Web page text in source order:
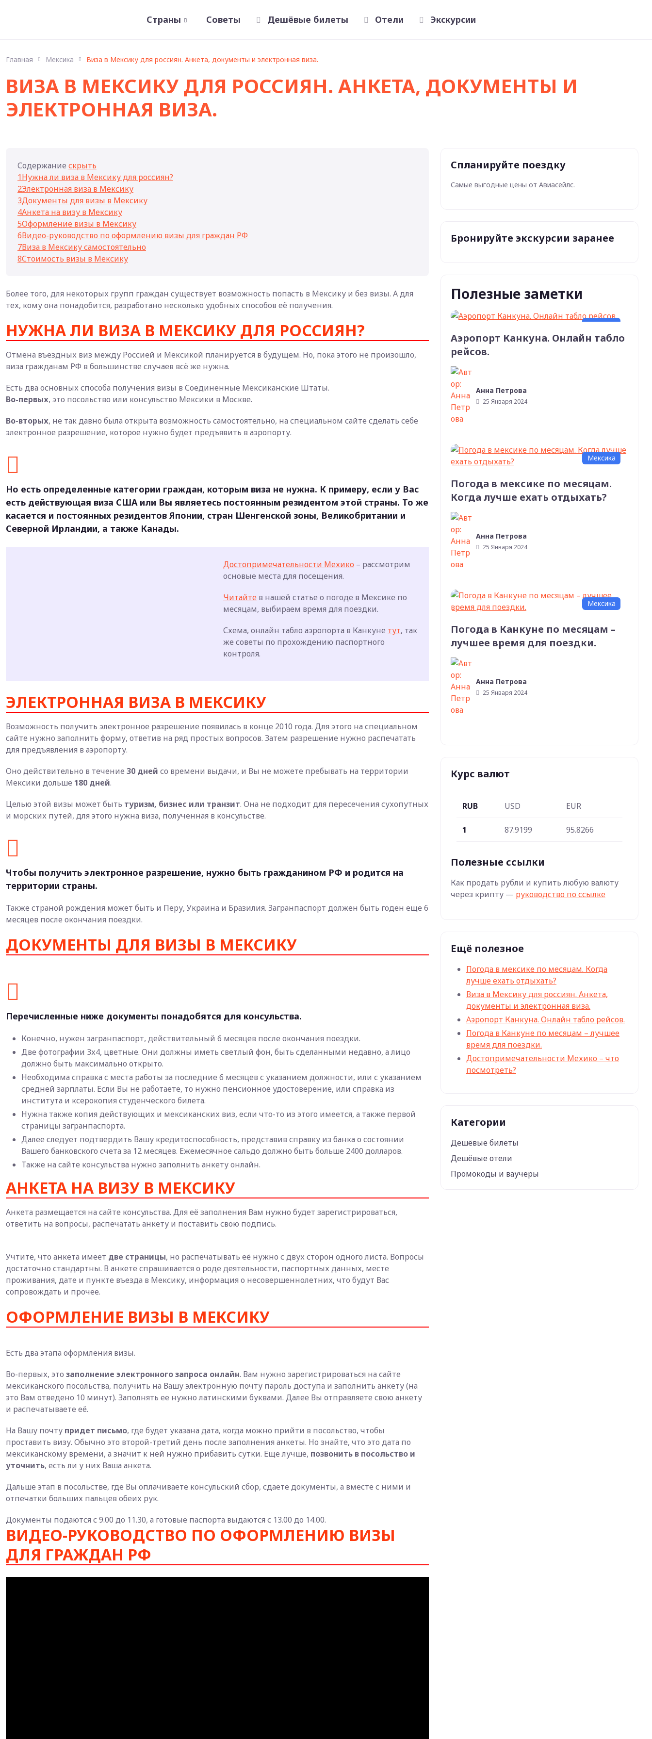
Страны Советы Дешёвые билеты Отели Экскурсии
Главная Мексика Виза в Мексику для россиян. Анкета, документы и электронная виза.
ВИЗА В МЕКСИКУ ДЛЯ РОССИЯН. АНКЕТА, ДОКУМЕНТЫ И
ЭЛЕКТРОННАЯ ВИЗА.
Содержание скрыть
1Нужна ли виза в Мексику для россиян?
2Электронная виза в Мексику
3Документы для визы в Мексику
4Анкета на визу в Мексику
5Оформление визы в Мексику
6Видео-руководство по оформлению визы для граждан РФ
7Виза в Мексику самостоятельно
8Стоимость визы в Мексику
Более того, для некоторых групп граждан существует возможность попасть в Мексику и без визы. А для
тех, кому она понадобится, разработано несколько удобных способов её получения.
НУЖНА ЛИ ВИЗА В МЕКСИКУ ДЛЯ РОССИЯН?
Отмена въездных виз между Россией и Мексикой планируется в будущем. Но, пока этого не произошло,
виза гражданам РФ в большинстве случаев всё же нужна.
Есть два основных способа получения визы в Соединенные Мексиканские Штаты.
Во-первых, это посольство или консульство Мексики в Москве.
Во-вторых, не так давно была открыта возможность самостоятельно, на специальном сайте сделать себе
электронное разрешение, которое нужно будет предъявить в аэропорту.
Но есть определенные категории граждан, которым виза не нужна. К примеру, если у Вас
есть действующая виза США или Вы являетесь постоянным резидентом этой страны. То же
касается и постоянных резидентов Японии, стран Шенгенской зоны, Великобритании и
Северной Ирландии, а также Канады.
Достопримечательности Мехико – рассмотрим
основые места для посещения.
Читайте в нашей статье о погоде в Мексике по
месяцам, выбираем время для поездки.
Схема, онлайн табло аэропорта в Канкуне тут, так
же советы по прохождению паспортного
контроля.
ЭЛЕКТРОННАЯ ВИЗА В МЕКСИКУ
Возможность получить электронное разрешение появилась в конце 2010 года. Для этого на специальном
сайте нужно заполнить форму, ответив на ряд простых вопросов. Затем разрешение нужно распечатать
для предъявления в аэропорту.
Оно действительно в течение 30 дней со времени выдачи, и Вы не можете пребывать на территории
Мексики дольше 180 дней.
Целью этой визы может быть туризм, бизнес или транзит. Она не подходит для пересечения сухопутных
и морских путей, для этого нужна виза, полученная в консульстве.
Чтобы получить электронное разрешение, нужно быть гражданином РФ и родится на
территории страны.
Также страной рождения может быть и Перу, Украина и Бразилия. Загранпаспорт должен быть годен еще 6
месяцев после окончания поездки.
ДОКУМЕНТЫ ДЛЯ ВИЗЫ В МЕКСИКУ
Перечисленные ниже документы понадобятся для консульства.
Конечно, нужен загранпаспорт, действительный 6 месяцев после окончания поездки.
Две фотографии 3х4, цветные. Они должны иметь светлый фон, быть сделанными недавно, а лицо
должно быть максимально открыто.
Необходима справка с места работы за последние 6 месяцев с указанием должности, или с указанием
средней зарплаты. Если Вы не работаете, то нужно пенсионное удостоверение, или справка из
института и ксерокопия студенческого билета.
Нужна также копия действующих и мексиканских виз, если что-то из этого имеется, а также первой
страницы загранпаспорта.
Далее следует подтвердить Вашу кредитоспособность, представив справку из банка о состоянии
Вашего банковского счета за 12 месяцев. Ежемесячное сальдо должно быть больше 2400 долларов.
Также на сайте консульства нужно заполнить анкету онлайн.
АНКЕТА НА ВИЗУ В МЕКСИКУ
Анкета размещается на сайте консульства. Для её заполнения Вам нужно будет зарегистрироваться,
ответить на вопросы, распечатать анкету и поставить свою подпись.
Учтите, что анкета имеет две страницы, но распечатывать её нужно с двух сторон одного листа. Вопросы
достаточно стандартны. В анкете спрашивается о роде деятельности, паспортных данных, месте
проживания, дате и пункте въезда в Мексику, информация о несовершеннолетних, что будут Вас
сопровождать и прочее.
ОФОРМЛЕНИЕ ВИЗЫ В МЕКСИКУ
Есть два этапа оформления визы.
Во-первых, это заполнение электронного запроса онлайн. Вам нужно зарегистрироваться на сайте
мексиканского посольства, получить на Вашу электронную почту пароль доступа и заполнить анкету (на
это Вам отведено 10 минут). Заполнять ее нужно латинскими буквами. Далее Вы отправляете свою анкету
и распечатываете её.
На Вашу почту придет письмо, где будет указана дата, когда можно прийти в посольство, чтобы
проставить визу. Обычно это второй-третий день после заполнения анкеты. Но знайте, что это дата по
мексиканскому времени, а значит к ней нужно прибавить сутки. Еще лучше, позвонить в посольство и
уточнить, есть ли у них Ваша анкета.
Дальше этап в посольстве, где Вы оплачиваете консульский сбор, сдаете документы, а вместе с ними и
отпечатки больших пальцев обеих рук.
Документы подаются с 9.00 до 11.30, а готовые паспорта выдаются с 13.00 до 14.00.
ВИДЕО-РУКОВОДСТВО ПО ОФОРМЛЕНИЮ ВИЗЫ
ДЛЯ ГРАЖДАН РФ
Спланируйте поездку
Самые выгодные цены от Авиасейлс.
Бронируйте экскурсии заранее
Полезные заметки
Мексика
Аэропорт Канкуна. Онлайн табло
рейсов.
Анна Петрова
25 Января 2024
Мексика
Погода в мексике по месяцам.
Когда лучше ехать отдыхать?
Анна Петрова
25 Января 2024
Мексика
Погода в Канкуне по месяцам –
лучшее время для поездки.
Анна Петрова
25 Января 2024
Курс валют
RUB USD EUR
1 87.9199 95.8266
Полезные ссылки
Как продать рубли и купить любую валюту
через крипту — руководство по ссылке
Ещё полезное
Погода в мексике по месяцам. Когда
лучше ехать отдыхать?
Виза в Мексику для россиян. Анкета,
документы и электронная виза.
Аэропорт Канкуна. Онлайн табло рейсов.
Погода в Канкуне по месяцам – лучшее
время для поездки.
Достопримечательности Мехико – что
посмотреть?
Категории
Дешёвые билеты
Дешёвые отели
Промокоды и ваучеры